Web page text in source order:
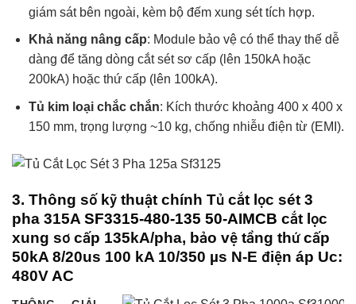
giám sát bên ngoài, kèm bộ đếm xung sét tích hợp.
Khả năng nâng cấp: Module bảo vệ có thể thay thế dễ
dàng để tăng dòng cắt sét sơ cấp (lên 150kA hoặc
200kA) hoặc thứ cấp (lên 100kA).
Tủ kim loại chắc chắn: Kích thước khoảng 400 x 400 x
150 mm, trọng lượng ~10 kg, chống nhiễu điện từ (EMI).
3. Thông số kỹ thuật chính Tủ cắt lọc sét 3
pha 315A SF3315-480-135 50-AIMCB cắt lọc
xung sơ cấp 135kA/pha, bảo vệ tầng thứ cấp
50kA 8/20us 100 kA 10/350 µs N-E điện áp Uc:
480V AC